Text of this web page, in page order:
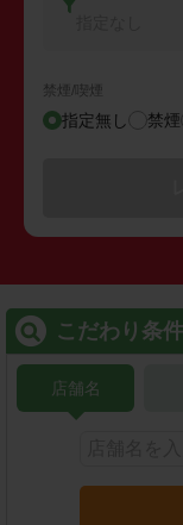
禁煙/喫煙
指定無し 禁煙
こだわり条
店舗名